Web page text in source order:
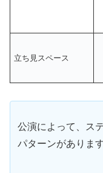
立ち見スペース
公演によって、ス
パターンがあります